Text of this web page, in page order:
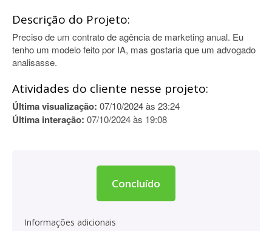
Descrição do Projeto:
Preciso de um contrato de agência de marketing anual. Eu
tenho um modelo feito por IA, mas gostaria que um advogado
analisasse.
Atividades do cliente nesse projeto:
Última visualização: 07/10/2024 às 23:24
Última interação: 07/10/2024 às 19:08
Concluído
Informações adicionais